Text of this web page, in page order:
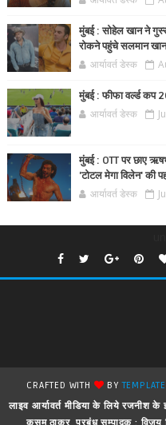
मुंबई : सोहेल खान ने
रोकने पहुंचे सलमान
आर्यावर्त डेस्क
मुंबई : फीफा वर्ल्ड कप
आर्यावर्त डेस्क
मुंबई : OTT पर छाए
'टोटल मेगा विलेन' की
आर्यावर्त डेस्क
CRAFTED WITH BY
लाइव आर्यावर्त मीडिया के लिये रजनीश के